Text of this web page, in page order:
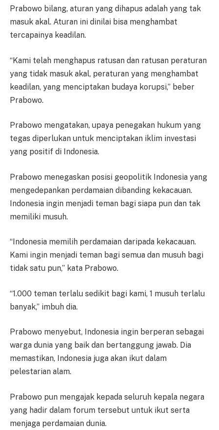
Prabowo bilang, aturan yang dihapus adalah yang tak
masuk akal. Aturan ini dinilai bisa menghambat
tercapainya keadilan.
“Kami telah menghapus ratusan dan ratusan peraturan
yang tidak masuk akal, peraturan yang menghambat
keadilan, yang menciptakan budaya korupsi,” beber
Prabowo.
Prabowo mengatakan, upaya penegakan hukum yang
tegas diperlukan untuk menciptakan iklim investasi
yang positif di Indonesia.
Prabowo menegaskan posisi geopolitik Indonesia yang
mengedepankan perdamaian dibanding kekacauan.
Indonesia ingin menjadi teman bagi siapa pun dan tak
memiliki musuh.
“Indonesia memilih perdamaian daripada kekacauan.
Kami ingin menjadi teman bagi semua dan musuh bagi
tidak satu pun,” kata Prabowo.
“1.000 teman terlalu sedikit bagi kami, 1 musuh terlalu
banyak,” imbuh dia.
Prabowo menyebut, Indonesia ingin berperan sebagai
warga dunia yang baik dan bertanggung jawab. Dia
memastikan, Indonesia juga akan ikut dalam
pelestarian alam.
Prabowo pun mengajak kepada seluruh kepala negara
yang hadir dalam forum tersebut untuk ikut serta
menjaga perdamaian dunia.